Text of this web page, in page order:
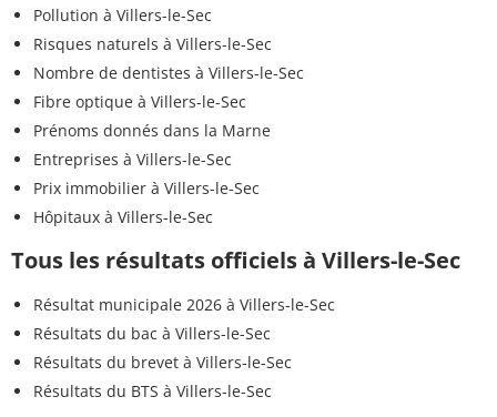
Pollution à Villers-le-Sec
Risques naturels à Villers-le-Sec
Nombre de dentistes à Villers-le-Sec
Fibre optique à Villers-le-Sec
Prénoms donnés dans la Marne
Entreprises à Villers-le-Sec
Prix immobilier à Villers-le-Sec
Hôpitaux à Villers-le-Sec
Tous les résultats officiels à Villers-le-Sec
Résultat municipale 2026 à Villers-le-Sec
Résultats du bac à Villers-le-Sec
Résultats du brevet à Villers-le-Sec
Résultats du BTS à Villers-le-Sec